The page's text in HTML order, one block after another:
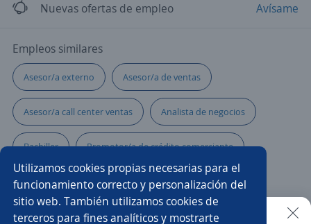
Utilizamos cookies propias necesarias para el
funcionamiento correcto y personalización del
sitio web. También utilizamos cookies de
terceros para fines analíticos y mostrarte
Nuevas ofertas de empleo Avísame
Empleos similares
Asesor/a externo Asesor/a de ventas
Asesor/a call center ventas Analista de negocios
Bachiller Promotor/a de crédito comerciante
Comercial tienda Asesor/a de cobranza
Analista de operaciones Analista impuestos